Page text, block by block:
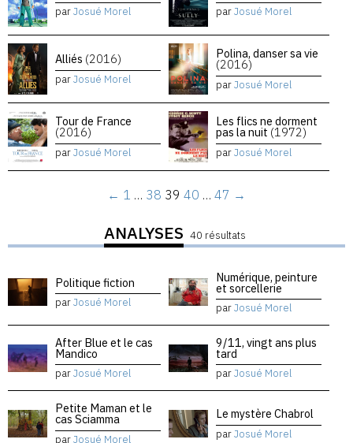
parJosué Morel parJosué Morel
Alliés (2016)
parJosué Morel
Polina, danser sa vie
(2016)
parJosué Morel
Tour de France
(2016)
parJosué Morel
Les flics ne dorment
pas la nuit (1972)
parJosué Morel
← 1 … 38 39 40 … 47 →
ANALYSES 40 résultats
Politique fiction
parJosué Morel
Numérique, peinture
et sorcellerie
parJosué Morel
After Blue et le cas
Mandico
parJosué Morel
9/11, vingt ans plus
tard
parJosué Morel
Petite Maman et le
cas Sciamma
parJosué Morel
Le mystère Chabrol
parJosué Morel